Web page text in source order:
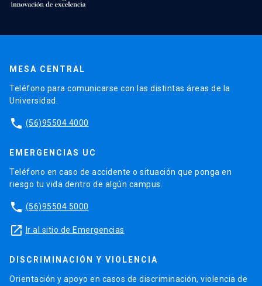
MESA CENTRAL
Teléfono para comunicarse con las distintas áreas de la
Universidad.
phone (56)95504 4000
EMERGENCIAS UC
Teléfono en caso de accidente o situación que ponga en
riesgo tu vida dentro de algún campus.
phone (56)95504 5000
launch Ir al sitio de Emergencias
DISCRIMINACIÓN Y VIOLENCIA
Orientación y apoyo en casos de discriminación, violencia de